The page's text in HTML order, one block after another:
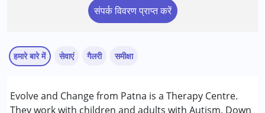
संपर्क विवरण प्राप्त करें
हमारे बारे में
Evolve and Change from Patna is a Therapy Centre.
They work with children and adults with Autism, Down
सेवाएं
एबीए थेरेपी
गैलरी समीक्षा